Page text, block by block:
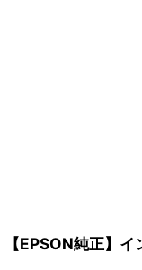
【EPSON純正】